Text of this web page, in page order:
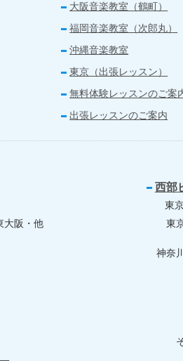
大阪音楽教室（鶴町）
福岡音楽教室（次郎丸）
沖縄音楽教室
東京（出張レッスン）
無料体験レッスンのご案
出張レッスンのご案内
大阪・他
西部
東
東
神奈